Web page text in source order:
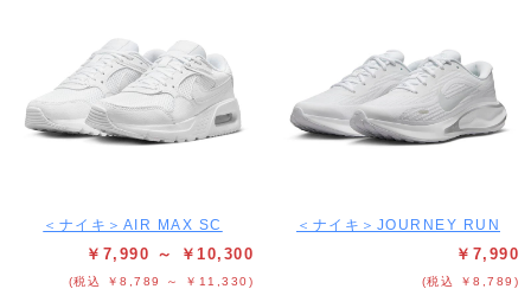
＜ナイキ＞AIR MAX SC
￥7,990 ～ ￥10,300
(税込 ￥8,789 ～ ￥11,330)
＜ナイキ＞JOURNEY RUN
￥7,990
(税込 ￥8,789)